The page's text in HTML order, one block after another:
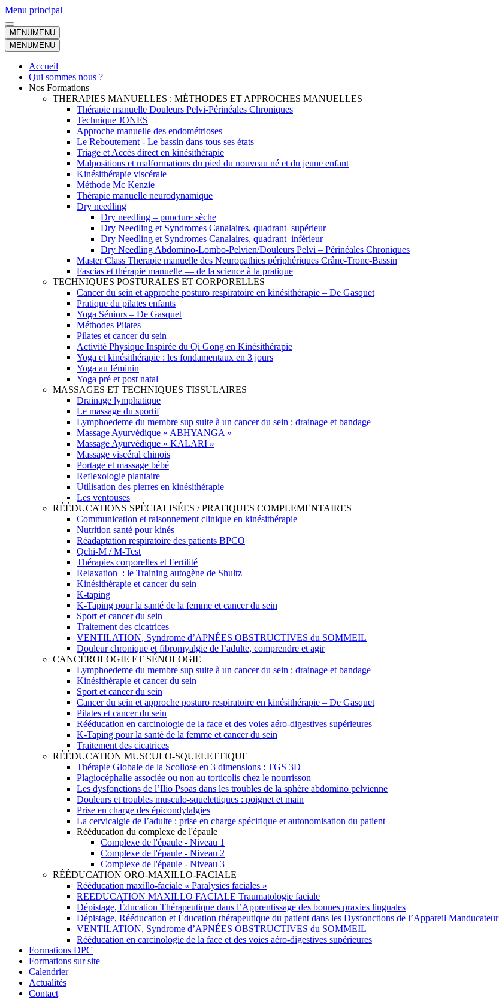
Aller
au
contenu
Menu principal
MENUMENU
MENUMENU
Accueil
Qui sommes nous ?
Nos Formations
THERAPIES MANUELLES : MÉTHODES ET APPROCHES MANUELLES
Thérapie manuelle Douleurs Pelvi-Périnéales Chroniques
Technique JONES
Approche manuelle des endométrioses
Le Reboutement - Le bassin dans tous ses états
Triage et Accès direct en kinésithérapie
Malpositions et malformations du pied du nouveau né et du jeune enfant
Kinésithérapie viscérale
Méthode Mc Kenzie
Thérapie manuelle neurodynamique
Dry needling
Dry needling – puncture sèche
Dry Needling et Syndromes Canalaires, quadrant supérieur
Dry Needling et Syndromes Canalaires, quadrant inférieur
Dry Needling Abdomino-Lombo-Pelvien/Douleurs Pelvi – Périnéales Chroniques
Master Class Therapie manuelle des Neuropathies périphériques Crâne-Tronc-Bassin
Fascias et thérapie manuelle — de la science à la pratique
TECHNIQUES POSTURALES ET CORPORELLES
Cancer du sein et approche posturo respiratoire en kinésithérapie – De Gasquet
Pratique du pilates enfants
Yoga Séniors – De Gasquet
Méthodes Pilates
Pilates et cancer du sein
Activité Physique Inspirée du Qi Gong en Kinésithérapie
Yoga et kinésithérapie : les fondamentaux en 3 jours
Yoga au féminin
Yoga pré et post natal
MASSAGES ET TECHNIQUES TISSULAIRES
Drainage lymphatique
Le massage du sportif
Lymphoedeme du membre sup suite à un cancer du sein : drainage et bandage
Massage Ayurvédique « ABHYANGA »
Massage Ayurvédique « KALARI »
Massage viscéral chinois
Portage et massage bébé
Reflexologie plantaire
Utilisation des pierres en kinésithérapie
Les ventouses
RÉÉDUCATIONS SPÉCIALISÉES / PRATIQUES COMPLEMENTAIRES
Communication et raisonnement clinique en kinésithérapie
Nutrition santé pour kinés
Réadaptation respiratoire des patients BPCO
Qchi-M / M-Test
Thérapies corporelles et Fertilité
Relaxation : le Training autogène de Shultz
Kinésithérapie et cancer du sein
K-taping
K-Taping pour la santé de la femme et cancer du sein
Sport et cancer du sein
Traitement des cicatrices
VENTILATION, Syndrome d’APNÉES OBSTRUCTIVES du SOMMEIL
Douleur chronique et fibromyalgie de l’adulte, comprendre et agir
CANCÉROLOGIE ET SÉNOLOGIE
Lymphoedeme du membre sup suite à un cancer du sein : drainage et bandage
Kinésithérapie et cancer du sein
Sport et cancer du sein
Cancer du sein et approche posturo respiratoire en kinésithérapie – De Gasquet
Pilates et cancer du sein
Rééducation en carcinologie de la face et des voies aéro-digestives supérieures
K-Taping pour la santé de la femme et cancer du sein
Traitement des cicatrices
RÉÉDUCATION MUSCULO-SQUELETTIQUE
Thérapie Globale de la Scoliose en 3 dimensions : TGS 3D
Plagiocéphalie associée ou non au torticolis chez le nourrisson
Les dysfonctions de l’Ilio Psoas dans les troubles de la sphère abdomino pelvienne
Douleurs et troubles musculo-squelettiques : poignet et main
Prise en charge des épicondylalgies
La cervicalgie de l’adulte : prise en charge spécifique et autonomisation du patient
Rééducation du complexe de l'épaule
Complexe de l'épaule - Niveau 1
Complexe de l'épaule - Niveau 2
Complexe de l'épaule - Niveau 3
RÉÉDUCATION ORO-MAXILLO-FACIALE
Rééducation maxillo-faciale « Paralysies faciales »
REEDUCATION MAXILLO FACIALE Traumatologie faciale
Dépistage, Éducation Thérapeutique dans l’Apprentissage des bonnes praxies linguales
Dépistage, Rééducation et Éducation thérapeutique du patient dans les Dysfonctions de l’Appareil Manducateur
VENTILATION, Syndrome d’APNÉES OBSTRUCTIVES du SOMMEIL
Rééducation en carcinologie de la face et des voies aéro-digestives supérieures
Formations DPC
Formations sur site
Calendrier
Actualités
Contact